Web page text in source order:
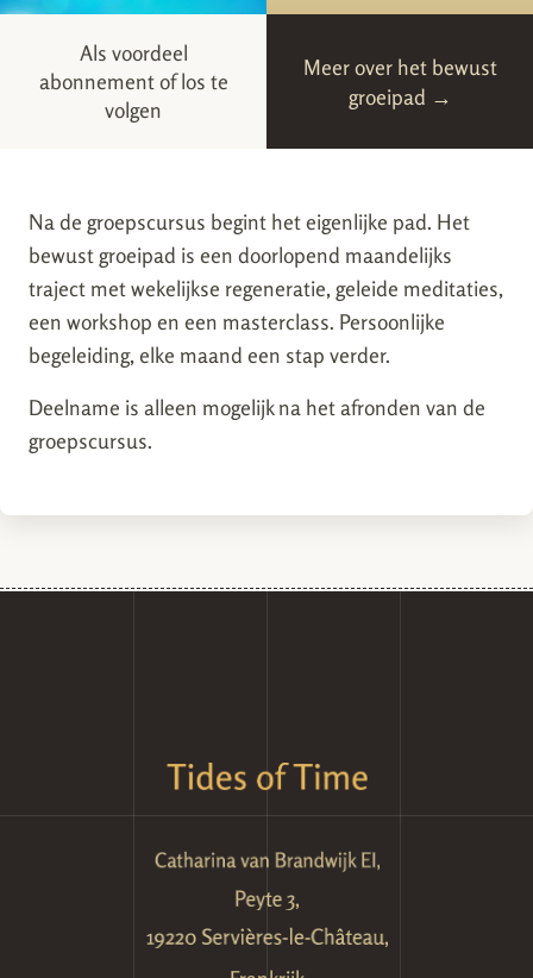
Als voordeel
abonnement of los te
volgen
Meer over het bewust
groeipad →
Na de groepscursus begint het eigenlijke pad. Het
bewust groeipad is een doorlopend maandelijks
traject met wekelijkse regeneratie, geleide meditaties,
een workshop en een masterclass. Persoonlijke
begeleiding, elke maand een stap verder.
Deelname is alleen mogelijk na het afronden van de
groepscursus.